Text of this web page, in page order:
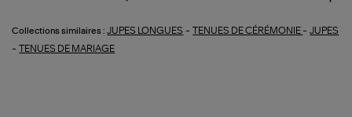
Collections similaires : JUPES LONGUES - TENUES DE CÉRÉMONIE -JUPES
- TENUES DE MARIAGE